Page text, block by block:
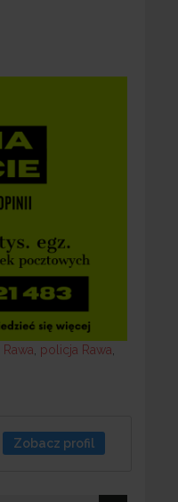
policja Rawa
Zobacz profil